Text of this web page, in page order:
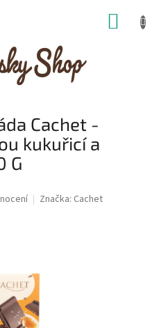
Cachet -
kukuřicí a
G
Značka: Cachet